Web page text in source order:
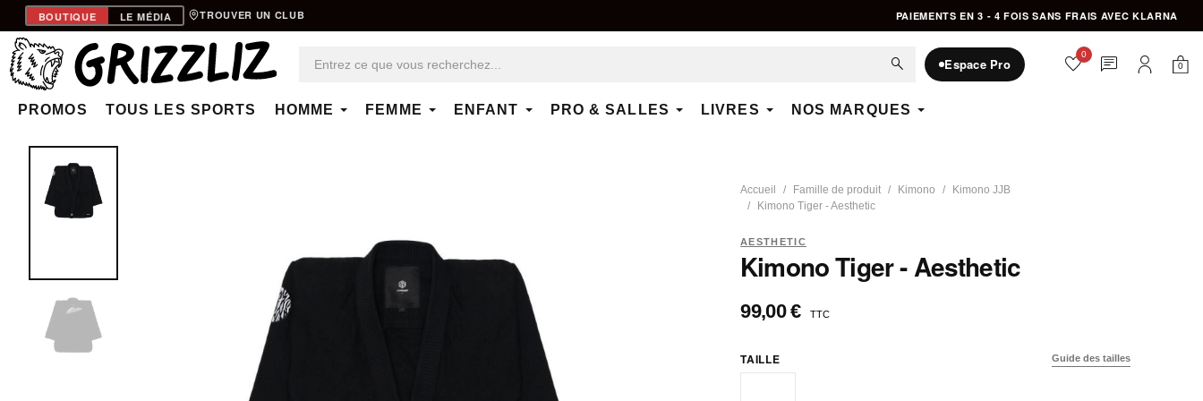
BOUTIQUE LE MÉDIA TROUVER UN CLUB PAIEMENTS EN 3 - 4 FOIS SANS FRAIS AVEC KLARNA
PROMOS TOUS LES SPORTS HOMME FEMME ENFANT PRO & SALLES LIVRES NOS MARQUES
Espace Pro
search favorite0 chat 0
Accueil Famille de produit Kimono
Kimono JJB
Kimono Tiger - Aesthetic
AESTHETIC
Kimono Tiger - Aesthetic
99,00 € TTC
TAILLE Guide des tailles